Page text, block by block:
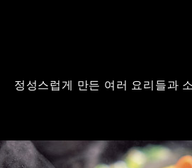
정성스럽게 만든 여러 요리들과